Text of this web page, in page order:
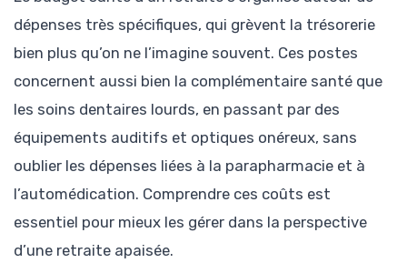
dépenses très spécifiques, qui grèvent la trésorerie
bien plus qu’on ne l’imagine souvent. Ces postes
concernent aussi bien la complémentaire santé que
les soins dentaires lourds, en passant par des
équipements auditifs et optiques onéreux, sans
oublier les dépenses liées à la parapharmacie et à
l’automédication. Comprendre ces coûts est
essentiel pour mieux les gérer dans la perspective
d’une retraite apaisée.